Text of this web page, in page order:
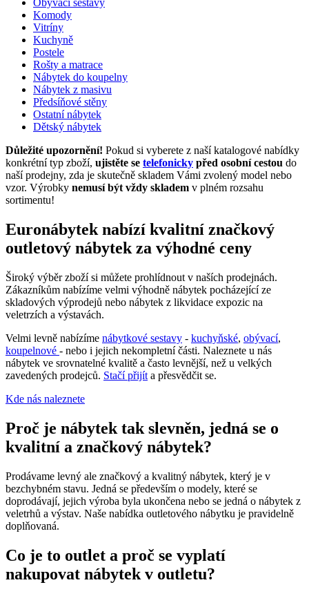
Obývací sestavy
Komody
Vitríny
Kuchyně
Postele
Rošty a matrace
Nábytek do koupelny
Nábytek z masivu
Předsíňové stěny
Ostatní nábytek
Dětský nábytek
Důležité upozornění! Pokud si vyberete z naší katalogové nabídky
konkrétní typ zboží, ujistěte se telefonicky před osobní cestou do
naší prodejny, zda je skutečně skladem Vámi zvolený model nebo
vzor. Výrobky nemusí být vždy skladem v plném rozsahu
sortimentu!
Euronábytek nabízí kvalitní značkový
outletový nábytek za výhodné ceny
Široký výběr zboží si můžete prohlídnout v naších prodejnách.
Zákazníkům nabízíme velmi výhodně nábytek pocházející ze
skladových výprodejů nebo nábytek z likvidace expozic na
veletrzích a výstavách.
Velmi levně nabízíme nábytkové sestavy - kuchyňské, obývací,
koupelnové - nebo i jejich nekompletní části. Naleznete u nás
nábytek ve srovnatelné kvalitě a často levnější, než u velkých
zavedených prodejců. Stačí přijít a přesvědčit se.
Kde nás naleznete
Proč je nábytek tak slevněn, jedná se o
kvalitní a značkový nábytek?
Prodávame levný ale značkový a kvalitný nábytek, který je v
bezchybném stavu. Jedná se především o modely, které se
doprodávají, jejich výroba byla ukončena nebo se jedná o nábytek z
veletrhů a výstav. Naše nabídka outletového nábytku je pravidelně
doplňovaná.
Co je to outlet a proč se vyplatí
nakupovat nábytek v outletu?